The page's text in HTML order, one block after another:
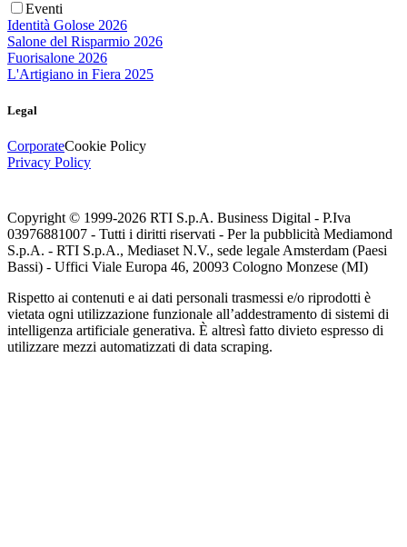
Eventi
Identità Golose 2026
Salone del Risparmio 2026
Fuorisalone 2026
L'Artigiano in Fiera 2025
Legal
CorporateCookie Policy
Privacy Policy
Copyright © 1999-2026 RTI S.p.A. Business Digital - P.Iva
03976881007 - Tutti i diritti riservati - Per la pubblicità Mediamond
S.p.A. - RTI S.p.A., Mediaset N.V., sede legale Amsterdam (Paesi
Bassi) - Uffici Viale Europa 46, 20093 Cologno Monzese (MI)
Rispetto ai contenuti e ai dati personali trasmessi e/o riprodotti è
vietata ogni utilizzazione funzionale all’addestramento di sistemi di
intelligenza artificiale generativa. È altresì fatto divieto espresso di
utilizzare mezzi automatizzati di data scraping.